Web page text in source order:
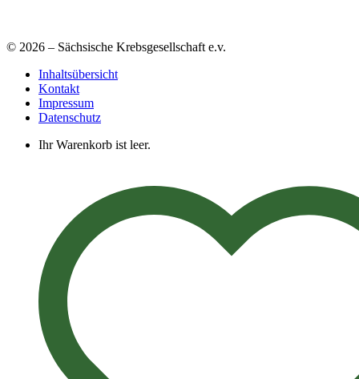
© 2026 – Sächsische Krebsgesellschaft e.v.
Inhaltsübersicht
Kontakt
Impressum
Datenschutz
Ihr Warenkorb ist leer.